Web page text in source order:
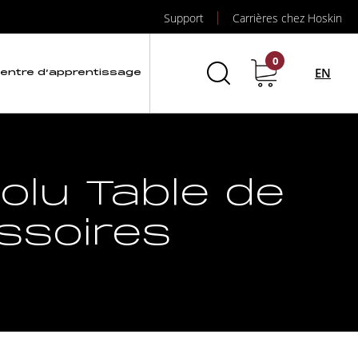
Support Carrières chez Hoskin
d’apprentissage
0
EN
Table de